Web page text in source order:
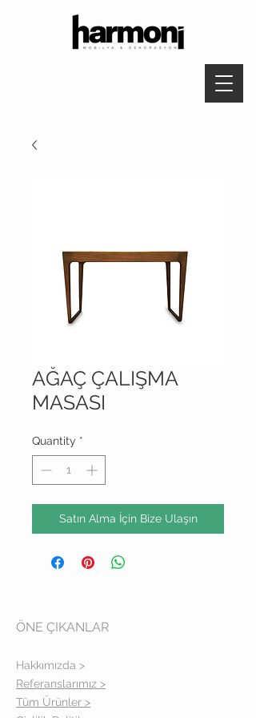
AĞAÇ ÇALIŞMA
MASASI
Quantity *
Satın Alma İçin Bize Ulaşın
ÖNE ÇIKANLAR
Hakkımızda >
Referanslarımız >
Tüm Ürünler >